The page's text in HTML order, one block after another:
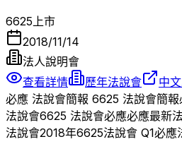
6625 上市
2018/11/14
法人說明會
查看詳情
歷年法說會 中
必應 法說會簡報 6625 法說會簡報
法說會6625 法說會必應必應最新
法說會2018年6625法說會 Q1必應